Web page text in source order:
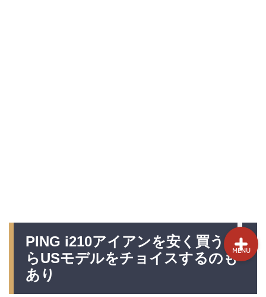
PING i210アイアンを安く買うな
らUSモデルをチョイスするのも
あり
MENU